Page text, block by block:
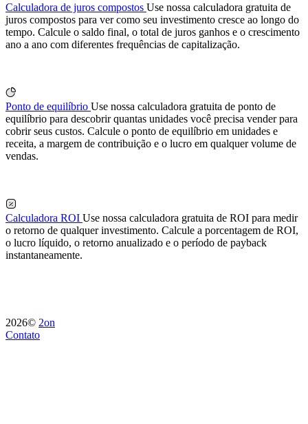
Calculadora de juros compostos Use nossa calculadora gratuita de
juros compostos para ver como seu investimento cresce ao longo do
tempo. Calcule o saldo final, o total de juros ganhos e o crescimento
ano a ano com diferentes frequências de capitalização.
Ponto de equilíbrio Use nossa calculadora gratuita de ponto de
equilíbrio para descobrir quantas unidades você precisa vender para
cobrir seus custos. Calcule o ponto de equilíbrio em unidades e
receita, a margem de contribuição e o lucro em qualquer volume de
vendas.
Calculadora ROI Use nossa calculadora gratuita de ROI para medir
o retorno de qualquer investimento. Calcule a porcentagem de ROI,
o lucro líquido, o retorno anualizado e o período de payback
instantaneamente.
2026© 2on
Contato